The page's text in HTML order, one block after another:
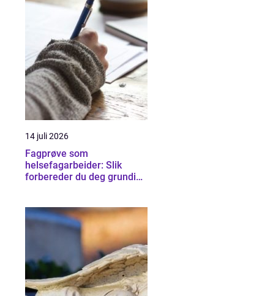
14 juli 2026
Fagprøve som
helsefagarbeider: Slik
forbereder du deg grundig